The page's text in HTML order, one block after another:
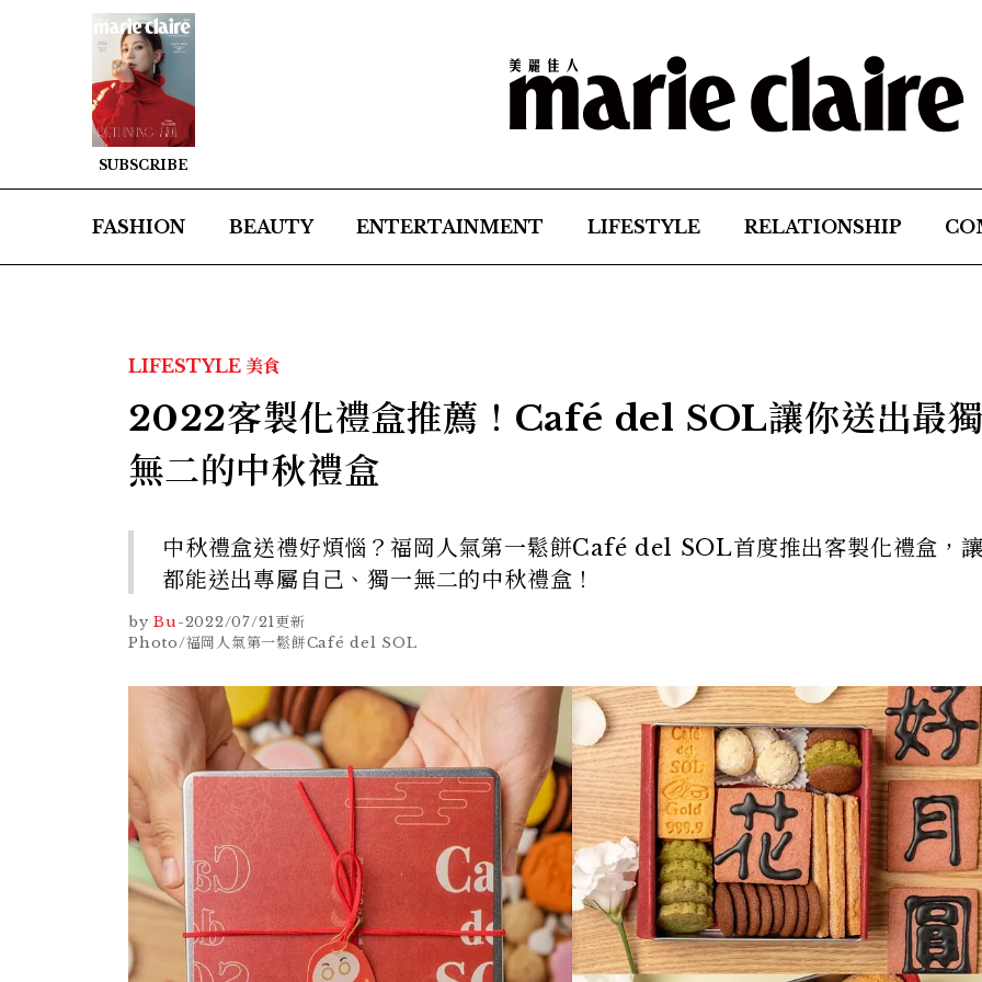
SUBSCRIBE
FASHION BEAUTY ENTERTAINMENT LIFESTYLE RELATIONSHIP
LIFESTYLE 美食
2022客製化禮盒推薦！Café del SOL讓你送出最
無二的中秋禮盒
中秋禮盒送禮好煩惱？福岡人氣第一鬆餅Café del SOL首度推出客製化禮盒，
都能送出專屬自己、獨一無二的中秋禮盒！
by Bu-2022/07/21更新
Photo/福岡人氣第一鬆餅Café del SOL